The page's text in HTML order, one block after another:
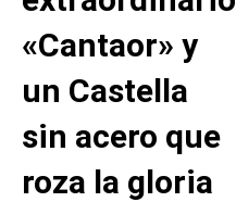
«Cantaor» y
un Castella
sin acero que
roza la gloria